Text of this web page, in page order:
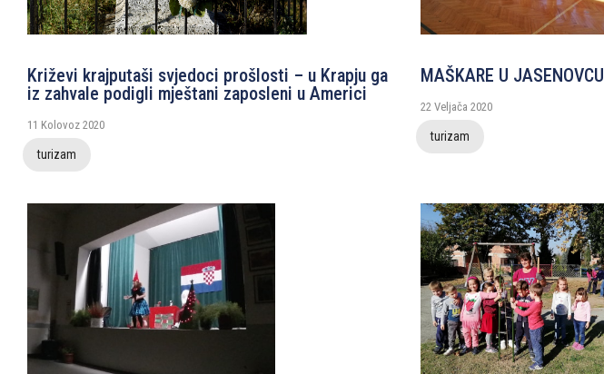
Križevi krajputaši svjedoci prošlosti – u Krapju ga
iz zahvale podigli mještani zaposleni u Americi
11 Kolovoz 2020
turizam
MAŠKARE U JASENOVCU
22 Veljača 2020
turizam